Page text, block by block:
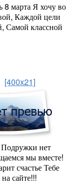
8 марта Я хочу во
Каждой цели
Самой классной
[400x21]
Подружки нет
мы вместе!
счастье Тебе
сайте!!!